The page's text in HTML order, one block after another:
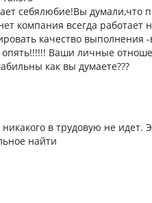
себялюбие!Вы думали,что
компания всегда работает
качество выполнения
опять!!!!!! Ваши личные
как вы думаете???
в трудовую не идет.
найти